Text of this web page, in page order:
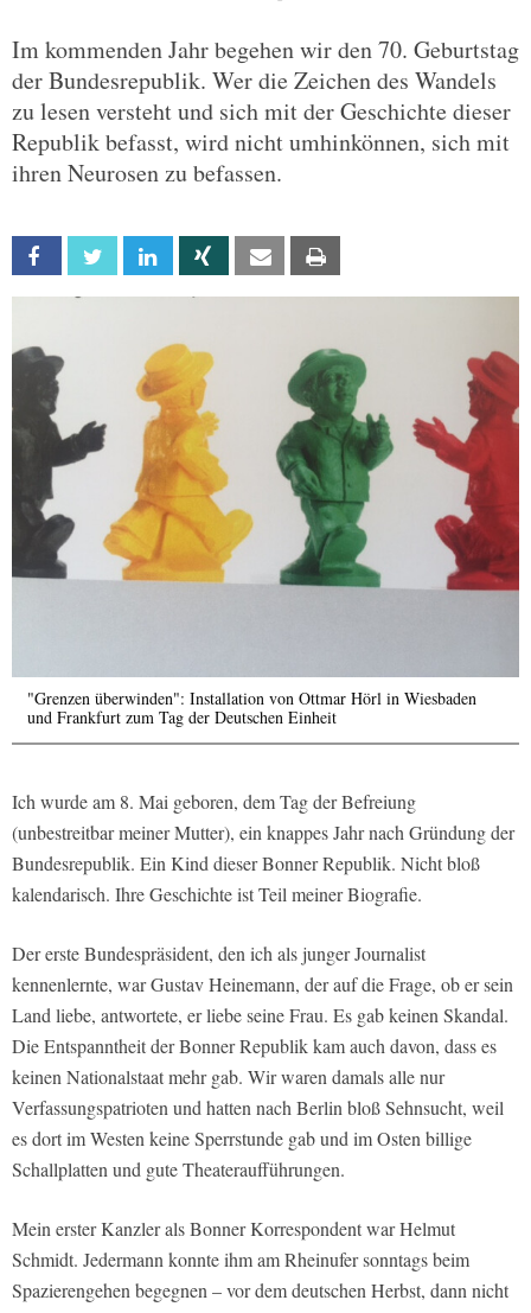
Im kommenden Jahr begehen wir den 70. Geburtstag
der Bundesrepublik. Wer die Zeichen des Wandels
zu lesen versteht und sich mit der Geschichte dieser
Republik befasst, wird nicht umhinkönnen, sich mit
ihren Neurosen zu befassen.
Facebook Twitter Linkedin Xing Email
"Grenzen überwinden": Installation von Ottmar Hörl in Wiesbaden
und Frankfurt zum Tag der Deutschen Einheit
Ich wurde am 8. Mai geboren, dem Tag der Befreiung
(unbestreitbar meiner Mutter), ein knappes Jahr nach Gründung der
Bundesrepublik. Ein Kind dieser Bonner Republik. Nicht bloß
kalendarisch. Ihre Geschichte ist Teil meiner Biografie.
Der erste Bundespräsident, den ich als junger Journalist
kennenlernte, war Gustav Heinemann, der auf die Frage, ob er sein
Land liebe, antwortete, er liebe seine Frau. Es gab keinen Skandal.
Die Entspanntheit der Bonner Republik kam auch davon, dass es
keinen Nationalstaat mehr gab. Wir waren damals alle nur
Verfassungspatrioten und hatten nach Berlin bloß Sehnsucht, weil
es dort im Westen keine Sperrstunde gab und im Osten billige
Schallplatten und gute Theateraufführungen.
Mein erster Kanzler als Bonner Korrespondent war Helmut
Schmidt. Jedermann konnte ihm am Rheinufer sonntags beim
Spazierengehen begegnen – vor dem deutschen Herbst, dann nicht